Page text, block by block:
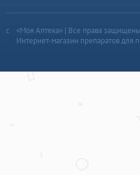
«Моя Аптека» | Все права защищены
Интернет-магазин препаратов для